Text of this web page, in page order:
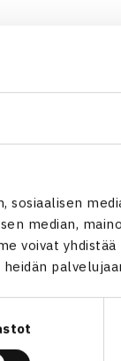
median,
voivat
villin kortin